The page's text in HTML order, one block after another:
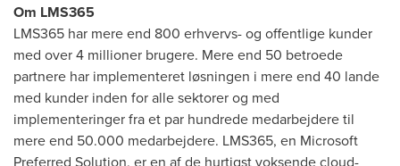
Om LMS365
LMS365 har mere end 800 erhvervs- og offentlige kunder
med over 4 millioner brugere. Mere end 50 betroede
partnere har implementeret løsningen i mere end 40 lande
med kunder inden for alle sektorer og med
implementeringer fra et par hundrede medarbejdere til
mere end 50.000 medarbejdere. LMS365, en Microsoft